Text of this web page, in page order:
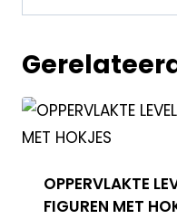
OPPERVLAKTE
FIGUREN MET